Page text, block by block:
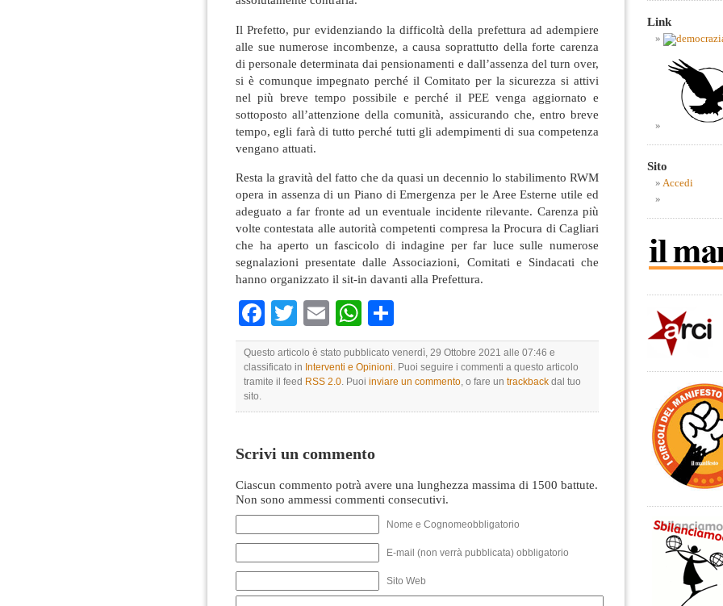
Il Prefetto, pur evidenziando la difficoltà della prefettura ad adempiere
alle sue numerose incombenze, a causa soprattutto della forte carenza
di personale determinata dai pensionamenti e dall’assenza del turn over,
si è comunque impegnato perché il Comitato per la sicurezza si attivi
nel più breve tempo possibile e perché il PEE venga aggiornato e
sottoposto all’attenzione della comunità, assicurando che, entro breve
tempo, egli farà di tutto perché tutti gli adempimenti di sua competenza
vengano attuati.
Resta la gravità del fatto che da quasi un decennio lo stabilimento RWM
opera in assenza di un Piano di Emergenza per le Aree Esterne utile ed
adeguato a far fronte ad un eventuale incidente rilevante. Carenza più
volte contestata alle autorità competenti compresa la Procura di Cagliari
che ha aperto un fascicolo di indagine per far luce sulle numerose
segnalazioni presentate dalle Associazioni, Comitati e Sindacati che
hanno organizzato il sit-in davanti alla Prefettura.
Facebook
TwitterEmailWhatsApp
Questo articolo è stato pubblicato venerdì, 29 Ottobre 2021 alle 07:46 e
classificato in Interventi e Opinioni. Puoi seguire i commenti a questo articolo
tramite il feed RSS 2.0. Puoi inviare un commento, o fare un trackback dal tuo
sito.
Scrivi un commento
Ciascun commento potrà avere una lunghezza massima di 1500 battute.
Non sono ammessi commenti consecutivi.
Nome e Cognomeobbligatorio
E-mail (non verrà pubblicata) obbligatorio
Sito Web
Link
Sito
Accedi